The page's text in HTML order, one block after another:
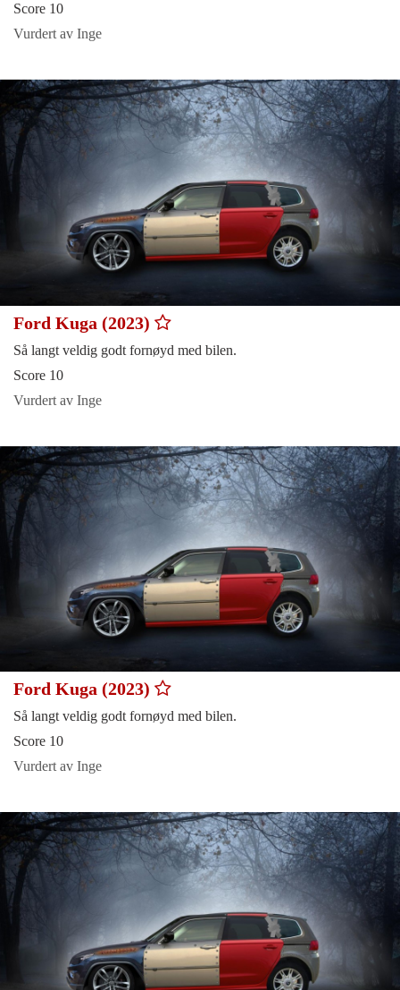
Score 10
Vurdert av Inge
Ford Kuga (2023)
Så langt veldig godt fornøyd med bilen.
Score 10
Vurdert av Inge
Ford Kuga (2023)
Så langt veldig godt fornøyd med bilen.
Score 10
Vurdert av Inge